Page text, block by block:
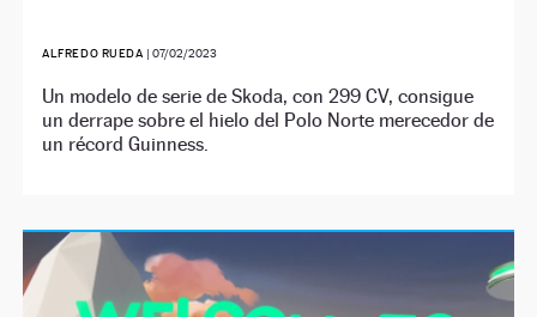
ALFREDO RUEDA | 07/02/2023
Un modelo de serie de Skoda, con 299 CV, consigue
un derrape sobre el hielo del Polo Norte merecedor de
un récord Guinness.